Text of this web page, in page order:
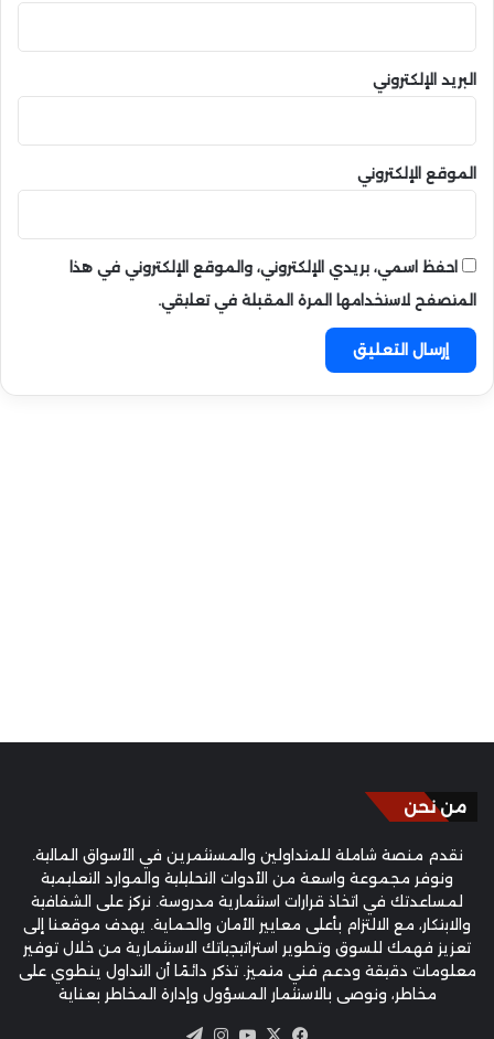
البريد الإلكتروني
الموقع الإلكتروني
احفظ اسمي، بريدي الإلكتروني، والموقع الإلكتروني في هذا
المتصفح لاستخدامها المرة المقبلة في تعليقي.
من نحن
نقدم منصة شاملة للمتداولين والمستثمرين في الأسواق المالية.
ونوفر مجموعة واسعة من الأدوات التحليلية والموارد التعليمية
لمساعدتك في اتخاذ قرارات استثمارية مدروسة. نركز على الشفافية
والابتكار، مع الالتزام بأعلى معايير الأمان والحماية. يهدف موقعنا إلى
تعزيز فهمك للسوق وتطوير استراتيجياتك الاستثمارية من خلال توفير
معلومات دقيقة ودعم فني متميز. تذكر دائمًا أن التداول ينطوي على
مخاطر، ونوصي بالاستثمار المسؤول وإدارة المخاطر بعناية